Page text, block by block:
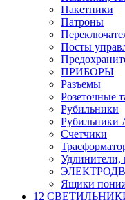
Пакетники
Патроны
Посты
ПРИБОРЫ
Разъемы
Розеточные
Рубильники
Рубильники
Счетчики
Удлинители,
Ящики
12